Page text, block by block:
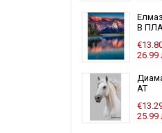
В
26.99
АТ
25.99